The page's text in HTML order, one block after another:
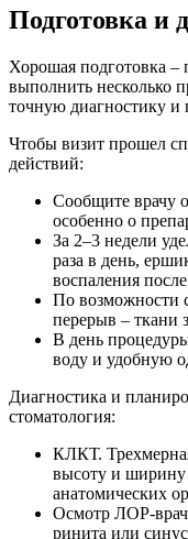
Подготовка и
Хорошая подготовка –
выполнить несколько
точную диагностику и
Чтобы визит прошел
действий:
Сообщите врачу
особенно о
За 2–3 недели
раза в день,
воспаления
По возможности
перерыв – ткани
В день
воду и удобную
Диагностика и
стоматология:
КЛКТ.
высоту и ширину
анатомических
Осмотр ЛОР-
ринита или